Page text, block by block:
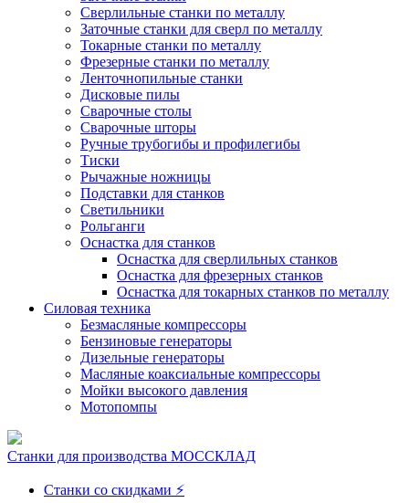
Сверлильные станки по металлу
Заточные станки для сверл по металлу
Токарные станки по металлу
Фрезерные станки по металлу
Ленточнопильные станки
Дисковые пилы
Сварочные столы
Сварочные шторы
Ручные трубогибы и профилегибы
Тиски
Рычажные ножницы
Подставки для станков
Светильники
Рольганги
Оснастка для станков
Оснастка для сверлильных станков
Оснастка для фрезерных станков
Оснастка для токарных станков по металлу
Силовая техника
Безмасляные компрессоры
Бензиновые генераторы
Дизельные генераторы
Масляные коаксиальные компрессоры
Мойки высокого давления
Мотопомпы
Станки для производства МОССКЛАД
Станки со скидками ⚡